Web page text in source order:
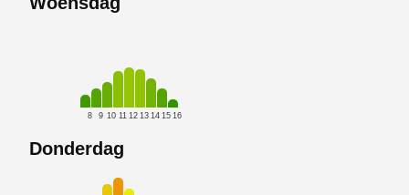
8 9 10 11 12 13 14 15 16
Donderdag